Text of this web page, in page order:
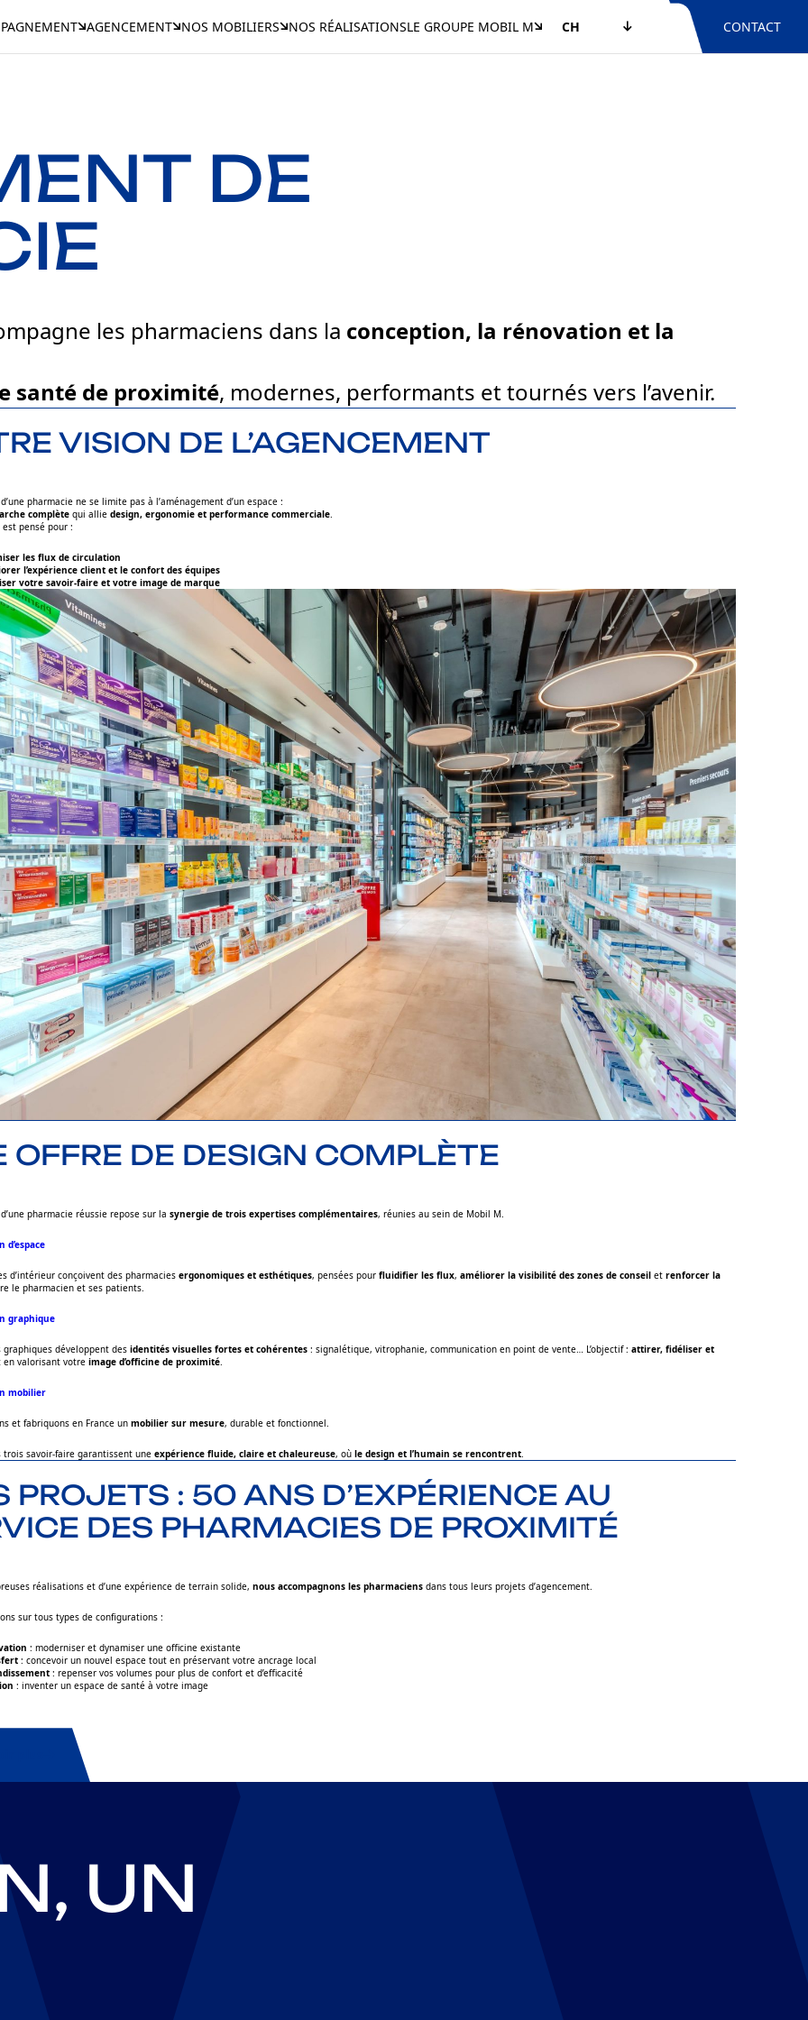
AGENCEMENT NOS MOBILIERS NOS RÉALISATIONSLE GROUPE MOBIL M CH CONTACT
DE
les pharmaciens dans la conception, la rénovation et la
santé de proximité, modernes, performants et tournés vers l’avenir.
VISION DE L’AGENCEMENT
pharmacie ne se limite pas à l’aménagement d’un espace :
complète qui allie design, ergonomie et performance commerciale.
pensé pour :
les flux de circulation
l’expérience client et le confort des équipes
votre savoir-faire et votre image de marque
OFFRE DE DESIGN COMPLÈTE
d’une pharmacie réussie repose sur la synergie de trois expertises complémentaires, réunies au sein de Mobil M.
d’espace
d’intérieur conçoivent des pharmacies ergonomiques et esthétiques, pensées pour fluidifier les flux, améliorer la visibilité des zones de conseil et renforcer la
le pharmacien et ses patients.
graphique
graphiques développent des identités visuelles fortes et cohérentes : signalétique, vitrophanie, communication en point de vente… L’objectif : attirer, fidéliser et
valorisant votre image d’officine de proximité.
mobilier
et fabriquons en France un mobilier sur mesure, durable et fonctionnel.
trois savoir-faire garantissent une expérience fluide, claire et chaleureuse, où le design et l’humain se rencontrent.
PROJETS : 50 ANS D’EXPÉRIENCE AU
DES PHARMACIES DE PROXIMITÉ
réalisations et d’une expérience de terrain solide, nous accompagnons les pharmaciens dans tous leurs projets d’agencement.
sur tous types de configurations :
: moderniser et dynamiser une officine existante
: concevoir un nouvel espace tout en préservant votre ancrage local
: repenser vos volumes pour plus de confort et d’efficacité
: inventer un espace de santé à votre image
UN